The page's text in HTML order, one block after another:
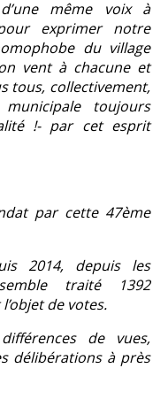
même voix à
exprimer notre
du village
vent à chacune et
tous, collectivement,
toujours
!- par cet esprit
par cette 47ème
2014, depuis les
traité 1392
de votes.
de vues,
délibérations à près